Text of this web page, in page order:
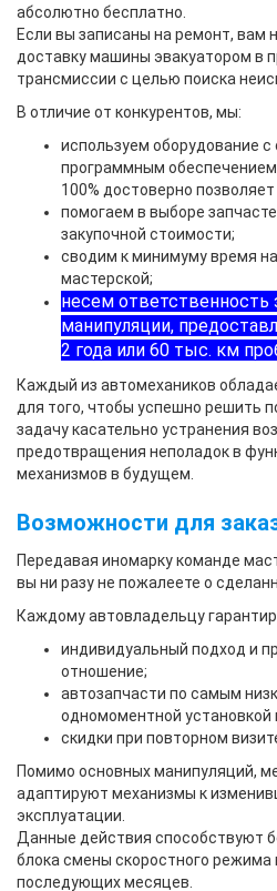
абсолютно бесплатно.
Если вы записаны на ремонт, вам
доставку машины эвакуатором в
трансмиссии с целью поиска
В отличие от конкурентов, мы:
используем оборудование
программным
100% достоверно
помогаем в выборе
закупочной стоимости;
сводим к минимуму время
мастерской;
несем
манипуляции,
2 года или 60 тыс. км
Каждый из автомехаников
для того, чтобы успешно решить
задачу касательно устранения
предотвращения неполадок в
механизмов в будущем.
Возможности для
Передавая иномарку команде
вы ни разу не пожалеете о
Каждому автовладельцу
индивидуальный подход и
отношение;
автозапчасти по самым
одномоментной установкой
скидки при повторном
Помимо основных манипуляций,
адаптируют механизмы к
эксплуатации.
Данные действия способствуют
блока смены скоростного режима
последующих месяцев.